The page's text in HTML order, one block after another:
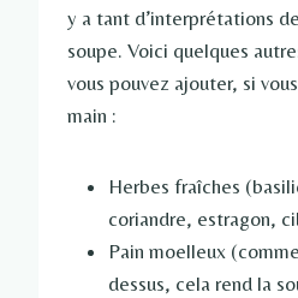
y a tant d’interprétations
soupe. Voici quelques
vous pouvez ajouter, si
main :
Herbes fraîches
coriandre, estragon,
Pain moelleux
dessus, cela rend la